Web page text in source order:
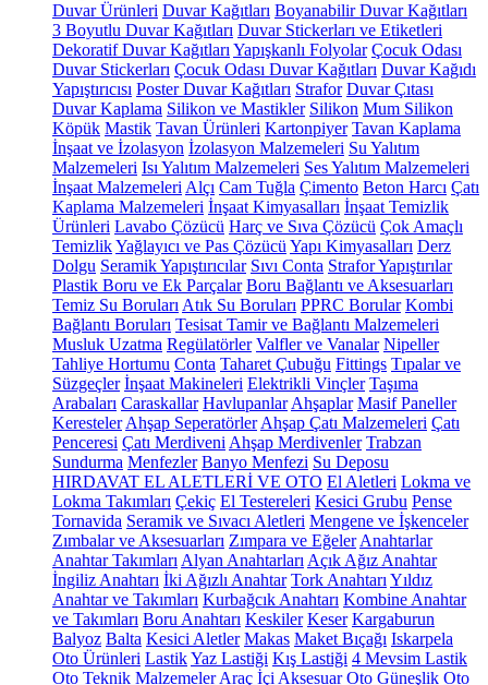
Duvar Ürünleri Duvar Kağıtları Boyanabilir Duvar Kağıtları
3 Boyutlu Duvar Kağıtları Duvar Stickerları ve Etiketleri
Dekoratif Duvar Kağıtları Yapışkanlı Folyolar Çocuk Odası
Duvar Stickerları Çocuk Odası Duvar Kağıtları Duvar Kağıdı
Yapıştırıcısı Poster Duvar Kağıtları Strafor Duvar Çıtası
Duvar Kaplama Silikon ve Mastikler Silikon Mum Silikon
Köpük Mastik Tavan Ürünleri Kartonpiyer Tavan Kaplama
İnşaat ve İzolasyon İzolasyon Malzemeleri Su Yalıtım
Malzemeleri Isı Yalıtım Malzemeleri Ses Yalıtım Malzemeleri
İnşaat Malzemeleri Alçı Cam Tuğla Çimento Beton Harcı Çatı
Kaplama Malzemeleri İnşaat Kimyasalları İnşaat Temizlik
Ürünleri Lavabo Çözücü Harç ve Sıva Çözücü Çok Amaçlı
TemizlikYağlayıcı ve Pas Çözücü Yapı Kimyasalları Derz
Dolgu Seramik Yapıştırıcılar Sıvı Conta Strafor Yapıştırılar
Plastik Boru ve Ek Parçalar Boru Bağlantı ve Aksesuarları
Temiz Su Boruları Atık Su Boruları PPRC Borular Kombi
Bağlantı Boruları Tesisat Tamir ve Bağlantı Malzemeleri
Musluk Uzatma Regülatörler Valfler ve Vanalar Nipeller
Tahliye Hortumu Conta Taharet Çubuğu Fittings Tıpalar ve
Süzgeçler İnşaat Makineleri Elektrikli Vinçler Taşıma
Arabaları Caraskallar Havlupanlar Ahşaplar Masif Paneller
Keresteler Ahşap Seperatörler Ahşap Çatı Malzemeleri Çatı
Penceresi Çatı Merdiveni Ahşap Merdivenler Trabzan
Sundurma Menfezler Banyo Menfezi Su Deposu
HIRDAVAT EL ALETLERİ VE OTO El Aletleri Lokma ve
Lokma Takımları Çekiç El Testereleri Kesici Grubu Pense
Tornavida Seramik ve Sıvacı Aletleri Mengene ve İşkenceler
Zımbalar ve Aksesuarları Zımpara ve Eğeler Anahtarlar
Anahtar Takımları Alyan Anahtarları Açık Ağız Anahtar
İngiliz Anahtarı İki Ağızlı Anahtar Tork Anahtarı Yıldız
Anahtar ve Takımları Kurbağcık Anahtarı Kombine Anahtar
ve Takımları Boru Anahtarı Keskiler Keser Kargaburun
Balyoz Balta Kesici Aletler Makas Maket Bıçağı Iskarpela
Oto Ürünleri LastikYaz Lastiği Kış Lastiği 4 Mevsim Lastik
Oto Teknik Malzemeler Araç İçi Aksesuar Oto Güneşlik Oto